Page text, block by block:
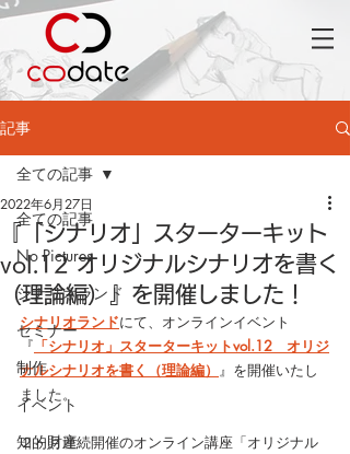
記事
全ての記事
No Pictures
シナリオランド
セミナー
制作
イベント
知的財産
全ての記事
『「シナリオ」スターターキット
vol.12 オリジナルシナリオを書く
（理論編）』を開催しました！
2022年6月27日
シナリオランドにて、オンラインイベント
『 「シナリオ」スターターキットvol.12　オリジ
ナルシナリオを書く（理論編） 』 を開催いたし
ました。
２ヶ月連続開催のオンライン講座「オリジナル